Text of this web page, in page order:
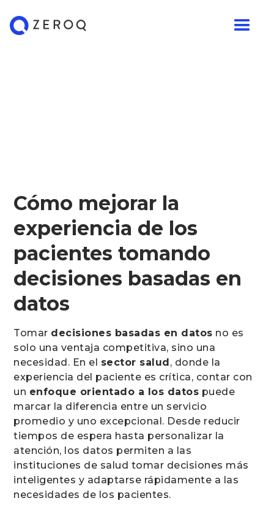
Cómo mejorar la
experiencia de los
pacientes tomando
decisiones basadas en
datos
Tomar decisiones basadas en datos no es
solo una ventaja competitiva, sino una
necesidad. En el sector salud, donde la
experiencia del paciente es crítica, contar con
un enfoque orientado a los datos puede
marcar la diferencia entre un servicio
promedio y uno excepcional. Desde reducir
tiempos de espera hasta personalizar la
atención, los datos permiten a las
instituciones de salud tomar decisiones más
inteligentes y adaptarse rápidamente a las
necesidades de los pacientes.